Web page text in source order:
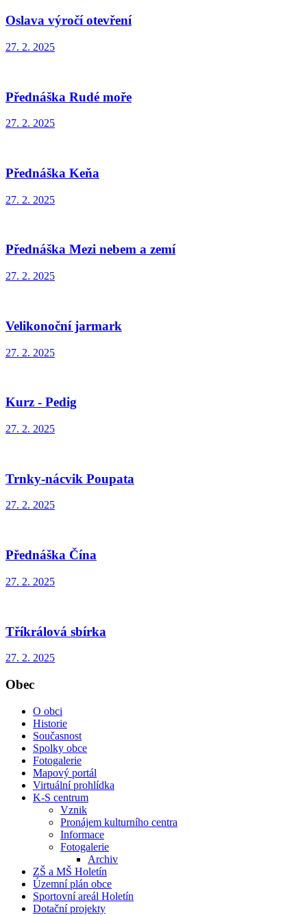
Oslava výročí otevření
27. 2. 2025
Přednáška Rudé moře
27. 2. 2025
Přednáška Keňa
27. 2. 2025
Přednáška Mezi nebem a zemí
27. 2. 2025
Velikonoční jarmark
27. 2. 2025
Kurz - Pedig
27. 2. 2025
Trnky-nácvik Poupata
27. 2. 2025
Přednáška Čína
27. 2. 2025
Tříkrálová sbírka
27. 2. 2025
Obec
O obci
Historie
Současnost
Spolky obce
Fotogalerie
Mapový portál
Virtuální prohlídka
K-S centrum
Vznik
Pronájem kulturního centra
Informace
Fotogalerie
Archiv
ZŠ a MŠ Holetín
Územní plán obce
Sportovní areál Holetín
Dotační projekty